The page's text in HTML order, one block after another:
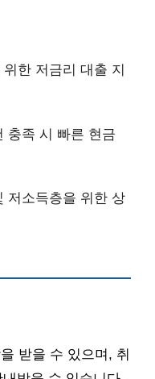
한 저금리 대출 지
충족 시 빠른 현금
저소득층을 위한 상
받을 수 있으며, 취